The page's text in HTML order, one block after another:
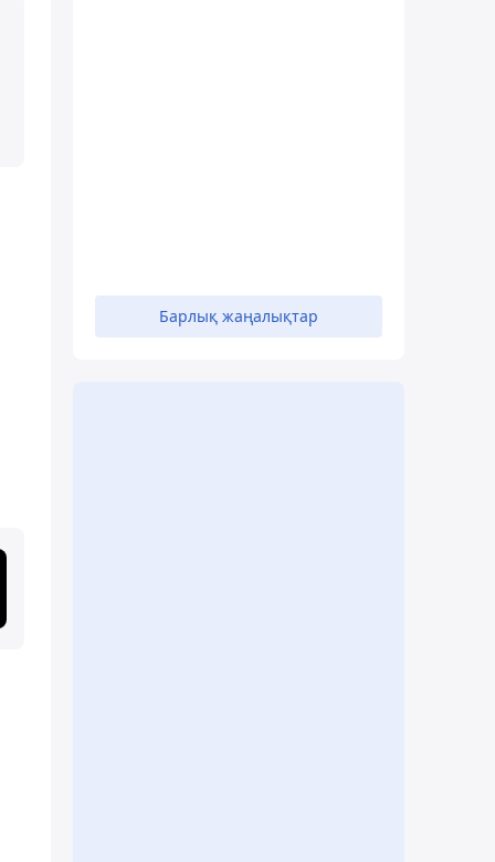
Барлық жаңалықтар